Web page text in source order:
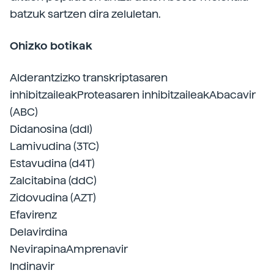
batzuk sartzen dira zeluletan.
Ohizko botikak
Alderantzizko transkriptasaren
inhibitzaileakProteasaren inhibitzaileakAbacavir
(ABC)
Didanosina (ddl)
Lamivudina (3TC)
Estavudina (d4T)
Zalcitabina (ddC)
Zidovudina (AZT)
Efavirenz
Delavirdina
NevirapinaAmprenavir
Indinavir